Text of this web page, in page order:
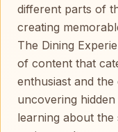
different parts of
creating
The Dining
of content that
enthusiast and the
uncovering
learning about the